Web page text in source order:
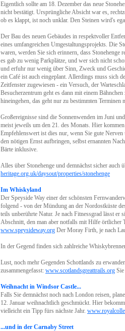
Eigentlich sollte am 18. Dezember das neue
nicht bestätigt. Ursprüngliche Absicht war es,
ob es klappt, ist noch unklar. Den Steinen wird's
Der Bau des neuen Gebäudes in respektvoller
eines umfangreichen Umgestaltungsprojekts. Die
waren, werden Sie sich erinnern, dass Stonehenge
es gab zu wenig Parkplätze, und wer sich nicht
und erfuhr nur wenig über Sinn, Zweck und
ein Café ist auch eingeplant. Allerdings muss sich
Zeitfenster zugewiesen - ein Versuch, der
Besucherzentrum geht es dann mit einem
hineingehen, das geht nur zu bestimmten Terminen
Großereignisse sind die Sonnenwenden im Juni
meist jeweils um den 21. des Monats. Hier
Empfehlenswert ist dies nur, wenn Sie gute
den nötigen Ernst aufbringen, selbst ernannten
Bärte inklusive.
Alles über Stonehenge und demnächst sicher auch
heritage.org.uk/daysout/properties/stonehenge
Im Whiskyland
Der Speyside Way einer der schönsten
folgend - von der Mündung an der Nordostküste
teils unberührte Natur. Je nach Fitnessgrad lässt
Abschnitt, den man aber notfalls mit Hilfe örtlicher
www.speysideway.org Der Moray Firth, je nach
In der Gegend finden sich zahlreiche
Lust, noch mehr Gegenden Schottlands zu
zusammengefasst: www.scotlandsgreattrails.org
Weihnacht in Windsor Castle...
Falls Sie demnächst noch nach London reisen,
12. Januar weihnachtlich geschmückt. Hier
vielleicht ein Tipp fürs nächste Jahr.
...und in der Carnaby Street